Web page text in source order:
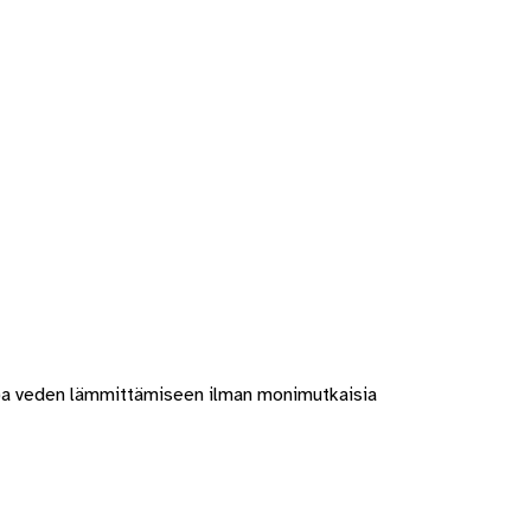
veden lämmittämiseen ilman monimutkaisia